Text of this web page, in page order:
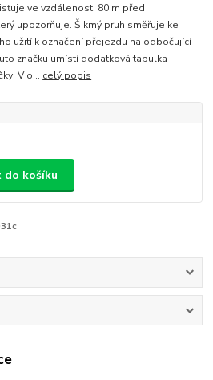
ve vzdálenosti 80 m před
upozorňuje. Šikmý pruh směřuje ke
užití k označení přejezdu na odbočující
značku umístí dodatková tabulka
V o... celý popis
do košíku